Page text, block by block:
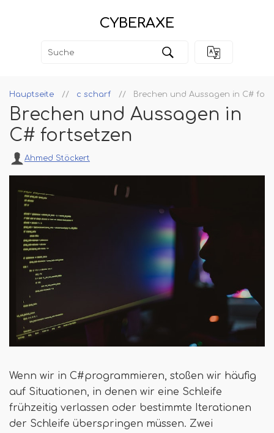
CYBERAXE
Hauptseite c scharf Brechen und Aussagen in C#
Brechen und Aussagen in
C# fortsetzen
Ahmed Stöckert
Wenn wir in C#programmieren, stoßen wir häufig
auf Situationen, in denen wir eine Schleife
frühzeitig verlassen oder bestimmte Iterationen
der Schleife überspringen müssen. Zwei